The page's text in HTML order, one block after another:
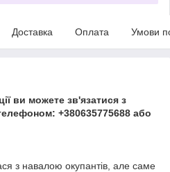
Доставка Оплата Умови
ви можете зв'язатися з
+380635775688 або
з навалою окупантів, але саме